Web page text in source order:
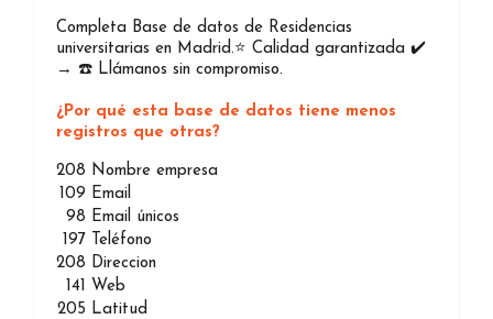
Completa Base de datos de Residencias
universitarias en Madrid.⭐️ Calidad garantizada ✔️
→ ☎️ Llámanos sin compromiso.
¿Por qué esta base de datos tiene menos
registros que otras?
208 Nombre empresa
109 Email
98 Email únicos
197
Teléfono
208 Direccion
141 Web
205 Latitud